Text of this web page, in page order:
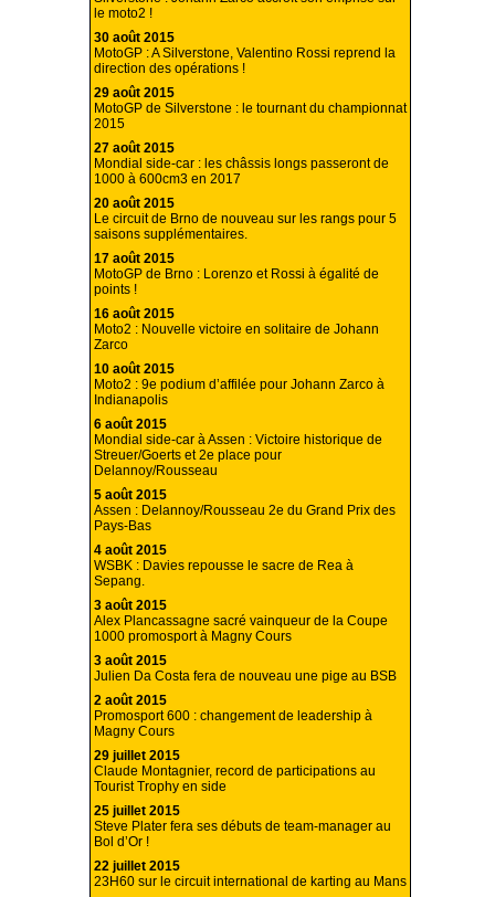
le moto2 !
30 août 2015
MotoGP : A Silverstone, Valentino Rossi reprend la
direction des opérations !
29 août 2015
MotoGP de Silverstone : le tournant du championnat
2015
27 août 2015
Mondial side-car : les châssis longs passeront de
1000 à 600cm3 en 2017
20 août 2015
Le circuit de Brno de nouveau sur les rangs pour 5
saisons supplémentaires.
17 août 2015
MotoGP de Brno : Lorenzo et Rossi à égalité de
points !
16 août 2015
Moto2 : Nouvelle victoire en solitaire de Johann
Zarco
10 août 2015
Moto2 : 9e podium d’affilée pour Johann Zarco à
Indianapolis
6 août 2015
Mondial side-car à Assen : Victoire historique de
Streuer/Goerts et 2e place pour
Delannoy/Rousseau
5 août 2015
Assen : Delannoy/Rousseau 2e du Grand Prix des
Pays-Bas
4 août 2015
WSBK : Davies repousse le sacre de Rea à
Sepang.
3 août 2015
Alex Plancassagne sacré vainqueur de la Coupe
1000 promosport à Magny Cours
3 août 2015
Julien Da Costa fera de nouveau une pige au BSB
2 août 2015
Promosport 600 : changement de leadership à
Magny Cours
29 juillet 2015
Claude Montagnier, record de participations au
Tourist Trophy en side
25 juillet 2015
Steve Plater fera ses débuts de team-manager au
Bol d’Or !
22 juillet 2015
23H60 sur le circuit international de karting au Mans